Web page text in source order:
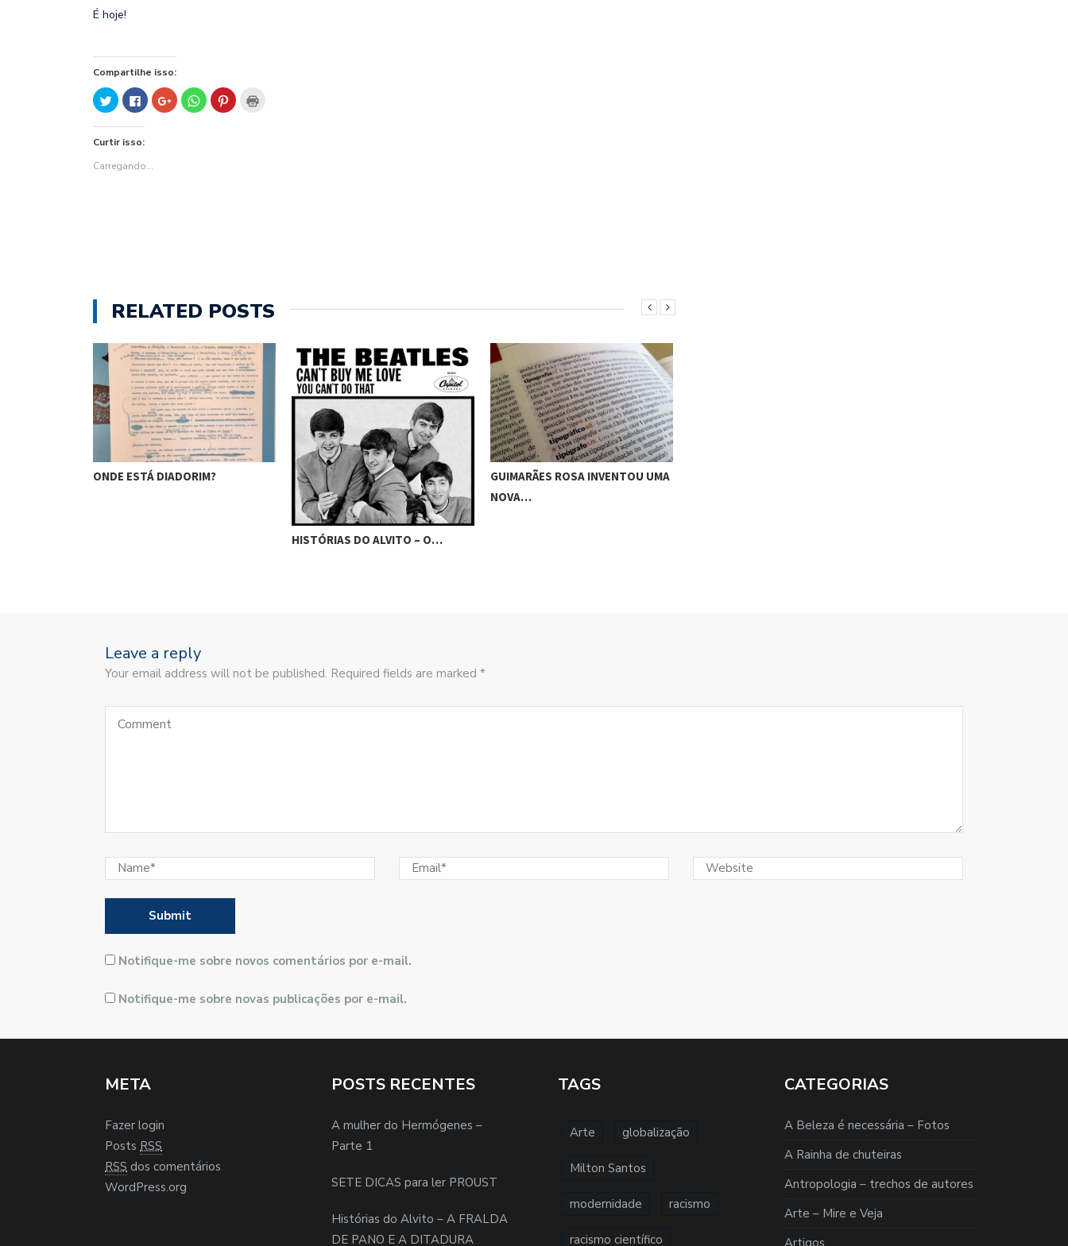
É hoje!
Compartilhe isso:
Clique
para
compartilhar
no
em
janela)
Clique
para
compartilhar
no
em
janela)
Compartilhe
no
Google+
Clique
para
compartilhar
Clique
para
Curtir isso:
Carregando...
RELATED POSTS
ONDE ESTÁ DIADORIM?
HISTÓRIAS DO ALVITO – O…
GUIMARÃES ROSA INVENTOU UMA
NOVA…
Leave a reply
Your email address will not be published. Required fields are marked *
Notifique-me sobre novos comentários por e-mail.
Notifique-me sobre novas publicações por e-mail.
META
Fazer login
Posts RSS
RSS dos comentários
WordPress.org
POSTS RECENTES
A mulher do Hermógenes –
Parte 1
SETE DICAS para ler PROUST
Histórias do Alvito – A FRALDA
DE PANO E A DITADURA
TAGS
Arte globalização
Milton Santos
modernidade racismo
racismo científico
CATEGORIAS
A Beleza é necessária – Fotos
A Rainha de chuteiras
Antropologia – trechos de autores
Arte – Mire e Veja